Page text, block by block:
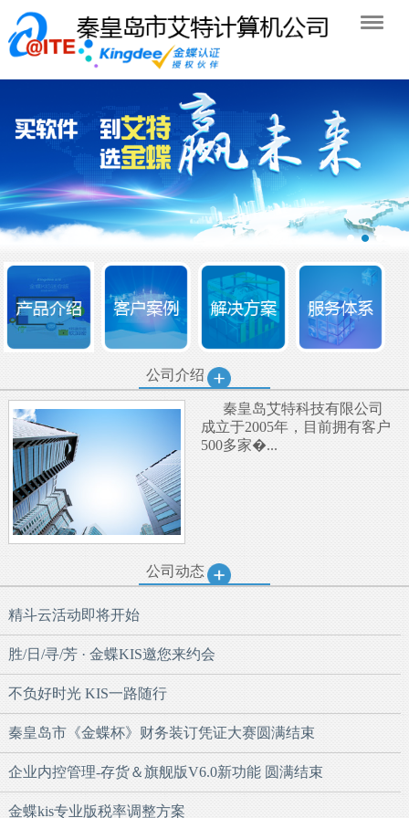
公司介绍
秦皇岛艾特科技有限公司
成立于2005年，目前拥有客户
500多家�...
公司动态
精斗云活动即将开始
胜/日/寻/芳 · 金蝶KIS邀您来约会
不负好时光 KIS一路随行
秦皇岛市《金蝶杯》财务装订凭证大赛圆满结束
企业内控管理-存货＆旗舰版V6.0新功能 圆满结束
金蝶kis专业版税率调整方案